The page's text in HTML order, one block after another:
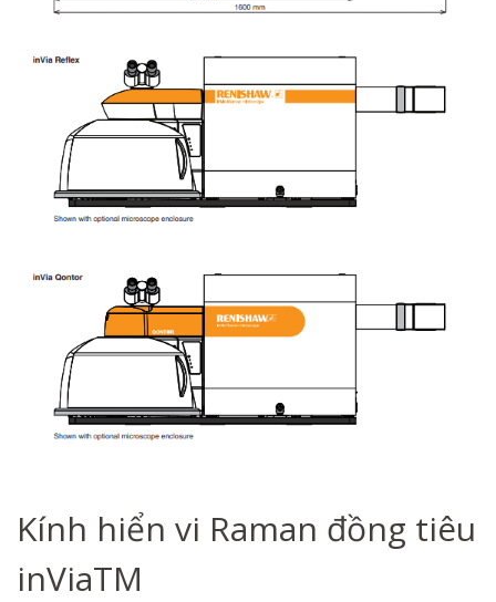
Kính hiển vi Raman đồng tiêu
inViaTM